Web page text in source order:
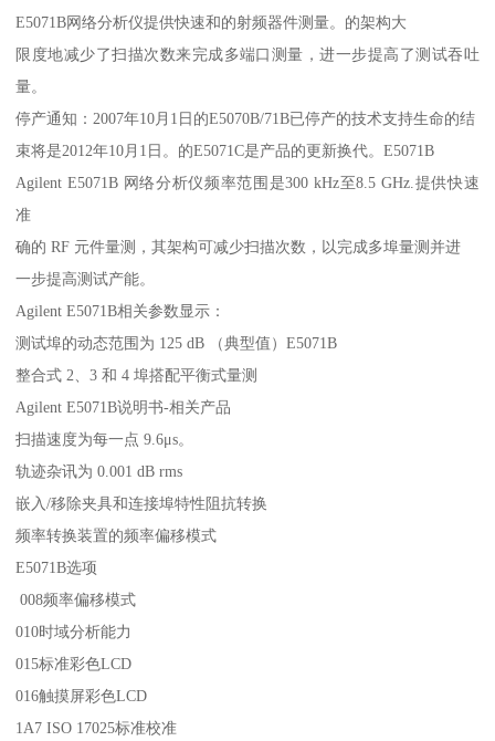
E5071B网络分析仪提供快速和的射频器件测量。的架构大
限度地减少了扫描次数来完成多端口测量，进一步提高了测试吞吐
量。
停产通知：2007年10月1日的E5070B/71B已停产的技术支持生命的结
束将是2012年10月1日。的E5071C是产品的更新换代。E5071B
Agilent E5071B 网络分析仪频率范围是300 kHz至8.5 GHz.提供快速
准
确的 RF 元件量测，其架构可减少扫描次数，以完成多埠量测并进
一步提高测试产能。
Agilent E5071B相关参数显示：
测试埠的动态范围为 125 dB （典型值）E5071B
整合式 2、3 和 4 埠搭配平衡式量测
Agilent E5071B说明书-相关产品
扫描速度为每一点 9.6μs。
轨迹杂讯为 0.001 dB rms
嵌入/移除夹具和连接埠特性阻抗转换
频率转换装置的频率偏移模式
E5071B选项
008频率偏移模式
010时域分析能力
015标准彩色LCD
016触摸屏彩色LCD
1A7 ISO 17025标准校准